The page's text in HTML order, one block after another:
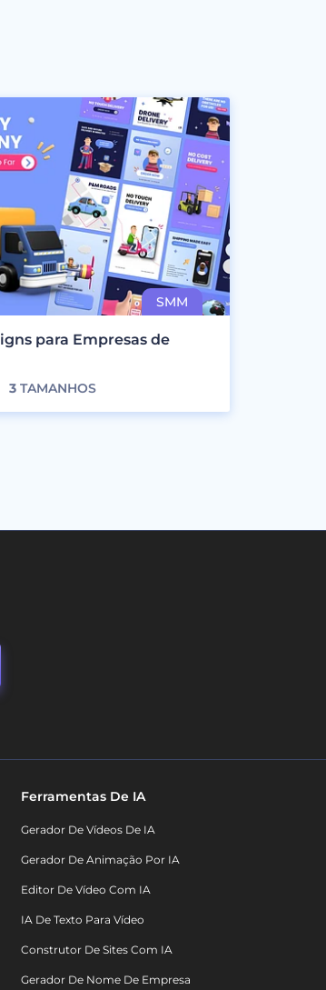
para Empresas de
3TAMANHOS
Ferramentas De IA
Gerador De Vídeos De IA
Gerador De Animação Por IA
Editor De Vídeo Com IA
IA De Texto Para Vídeo
Construtor De Sites Com IA
Gerador De Nome De Empresa